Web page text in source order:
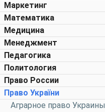
Маркетинг
Математика
Медицина
Менеджмент
Педагогика
Политология
Право России
Право України
Аграрное право Украины